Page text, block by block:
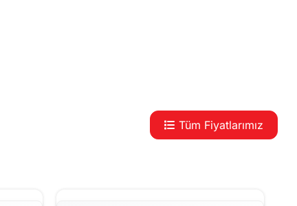
Tüm Fiyatlarımız